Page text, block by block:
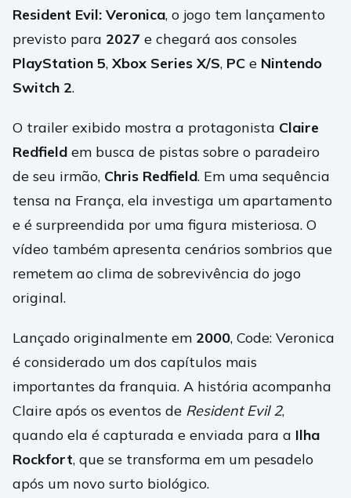
Resident Evil: Veronica, o jogo tem lançamento
previsto para 2027 e chegará aos consoles
PlayStation 5, Xbox Series X/S, PC e Nintendo
Switch 2.
O trailer exibido mostra a protagonista Claire
Redfield em busca de pistas sobre o paradeiro
de seu irmão, Chris Redfield. Em uma sequência
tensa na França, ela investiga um apartamento
e é surpreendida por uma figura misteriosa. O
vídeo também apresenta cenários sombrios que
remetem ao clima de sobrevivência do jogo
original.
Lançado originalmente em 2000, Code: Veronica
é considerado um dos capítulos mais
importantes da franquia. A história acompanha
Claire após os eventos de Resident Evil 2,
quando ela é capturada e enviada para a Ilha
Rockfort, que se transforma em um pesadelo
após um novo surto biológico.